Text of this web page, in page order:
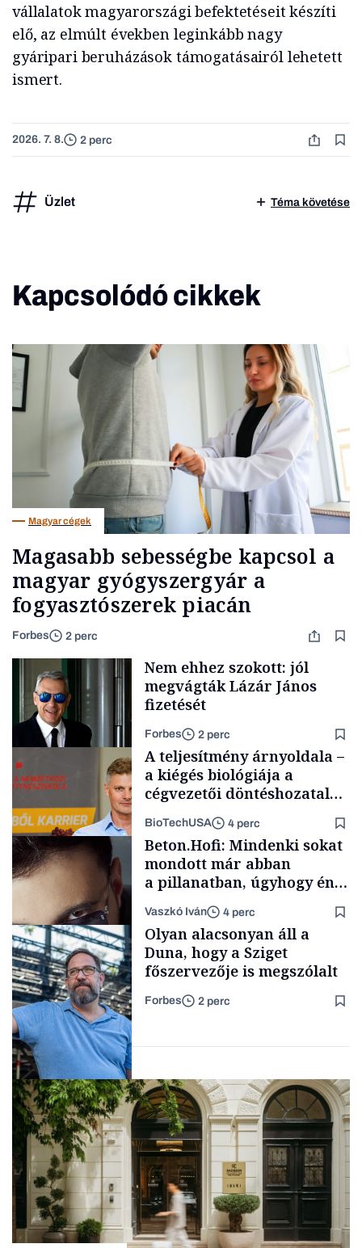
vállalatok magyarországi befektetéseit készíti
elő, az elmúlt években leginkább nagy
gyáripari beruházások támogatásairól lehetett
ismert.
2026. 7. 8. 2 perc
Üzlet Téma követése
Kapcsolódó cikkek
Magyar cégek
Magasabb sebességbe kapcsol a
magyar gyógyszergyár a
fogyasztószerek piacán
Forbes 2 perc
Politika
Nem ehhez szokott: jól
megvágták Lázár János
fizetését
Forbes 2 perc
Content Lab HUB
A teljesítmény árnyoldala –
a kiégés biológiája a
cégvezetői döntéshozatal
BioTechUSA 4 perc
Forbes-sztori
Beton.Hofi: Mindenki sokat
mondott már abban
a pillanatban, úgyhogy én
a legsarkosabb
gondolataimat akartam
kimondani
Vaszkó Iván 4 perc
Társadalom
Olyan alacsonyan áll a
Duna, hogy a Sziget
főszervezője is megszólalt
Forbes 2 perc